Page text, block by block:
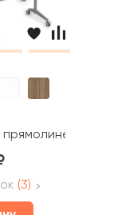
/ SIMPLE стол
(3)